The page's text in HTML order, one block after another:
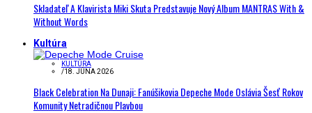
Skladateľ A Klavirista Miki Skuta Predstavuje Nový Album MANTRAS With &
Without Words
Kultúra
KULTÚRA
/18. JÚNA 2026
Black Celebration Na Dunaji: Fanúšikovia Depeche Mode Oslávia Šesť Rokov
Komunity Netradičnou Plavbou